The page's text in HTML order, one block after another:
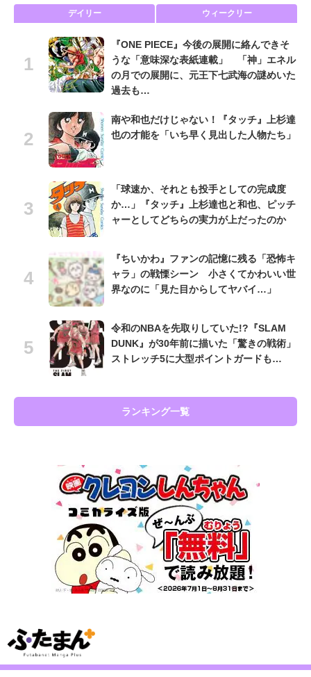
デイリー ウィークリー
『ONE PIECE』今後の展開に絡んできそ
うな「意味深な表紙連載」 「神」エネル
の月での展開に、元王下七武海の謎めいた
過去も…
南や和也だけじゃない！『タッチ』上杉達
也の才能を「いち早く見出した人物たち」
「球速か、それとも投手としての完成度
か…」『タッチ』上杉達也と和也、ピッチ
ャーとしてどちらの実力が上だったのか
『ちいかわ』ファンの記憶に残る「恐怖キ
ャラ」の戦慄シーン 小さくてかわいい世
界なのに「見た目からしてヤバイ…」
令和のNBAを先取りしていた!?『SLAM
DUNK』が30年前に描いた「驚きの戦術」
ストレッチ5に大型ポイントガードも…
ランキング一覧